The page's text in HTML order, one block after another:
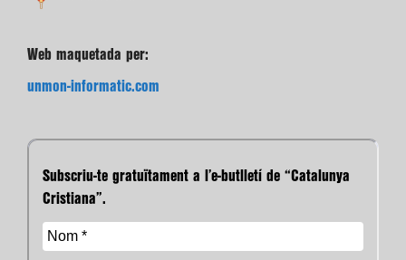
Web maquetada per:
unmon-informatic.com
Subscriu-te gratuïtament a l’e-butlletí de “Catalunya
Cristiana”.